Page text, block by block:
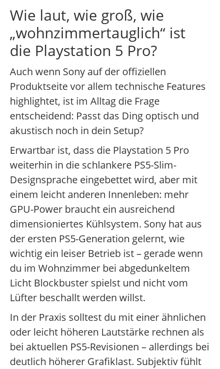
Wie laut, wie groß, wie
„wohnzimmertauglich“ ist
die Playstation 5 Pro?
Auch wenn Sony auf der offiziellen
Produktseite vor allem technische Features
highlightet, ist im Alltag die Frage
entscheidend: Passt das Ding optisch und
akustisch noch in dein Setup?
Erwartbar ist, dass die Playstation 5 Pro
weiterhin in die schlankere PS5-Slim-
Designsprache eingebettet wird, aber mit
einem leicht anderen Innenleben: mehr
GPU-Power braucht ein ausreichend
dimensioniertes Kühlsystem. Sony hat aus
der ersten PS5-Generation gelernt, wie
wichtig ein leiser Betrieb ist – gerade wenn
du im Wohnzimmer bei abgedunkeltem
Licht Blockbuster spielst und nicht vom
Lüfter beschallt werden willst.
In der Praxis solltest du mit einer ähnlichen
oder leicht höheren Lautstärke rechnen als
bei aktuellen PS5-Revisionen – allerdings bei
deutlich höherer Grafiklast. Subjektiv fühlt